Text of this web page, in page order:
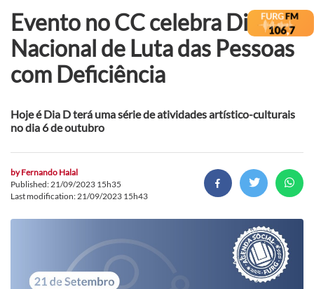
Evento no CC celebra Dia
Nacional de Luta das Pessoas
com Deficiência
Hoje é Dia D terá uma série de atividades artístico-culturais
no dia 6 de outubro
byFernando Halal
Published: 21/09/2023 15h35
Last modification: 21/09/2023 15h43